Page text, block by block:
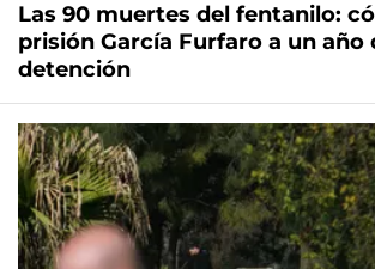
Las 90 muertes del fentanilo:
prisión García Furfaro a un año
detención